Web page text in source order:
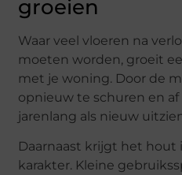
groeien
Waar veel vloeren na
moeten worden, groeit
met je woning. Door de
opnieuw te schuren en
jarenlang als nieuw
Daarnaast krijgt het
karakter. Kleine